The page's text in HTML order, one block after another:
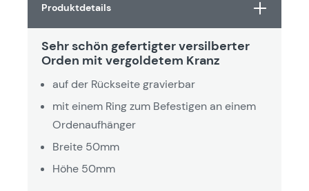
Produktdetails
Sehr schön gefertigter versilberter
Orden mit vergoldetem Kranz
auf der Rückseite gravierbar
mit einem Ring zum Befestigen an einem
Ordenaufhänger
Breite 50mm
Höhe 50mm